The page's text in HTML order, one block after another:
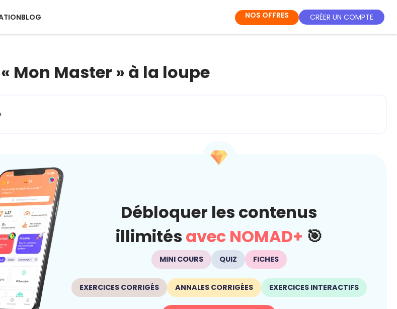
BLOG NOS OFFRES CRÉER UN COMPTE
Mon Master » à la loupe
Débloquer les contenus
illimités avec NOMAD+ 🎯
MINI COURS QUIZ FICHES
EXERCICES CORRIGÉS ANNALES CORRIGÉES EXERCICES INTERACTIFS